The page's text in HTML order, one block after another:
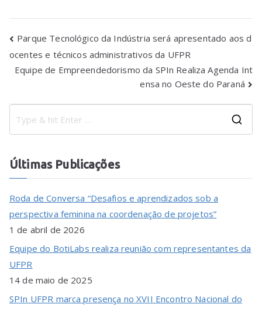
Parque Tecnológico da Indústria será apresentado aos d
ocentes e técnicos administrativos da UFPR
Equipe de Empreendedorismo da SPIn Realiza Agenda Int
ensa no Oeste do Paraná
Últimas Publicações
Roda de Conversa “Desafios e aprendizados sob a
perspectiva feminina na coordenação de projetos”
1 de abril de 2026
Equipe do BotiLabs realiza reunião com representantes da
UFPR
14 de maio de 2025
SPIn UFPR marca presença no XVII Encontro Nacional do